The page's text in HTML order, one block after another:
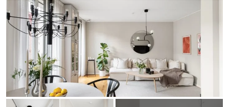
Stadgar
Årsredovisning Rådhusgatan 2024
ED Rådhusgatan 15
Objektsbeskrivning